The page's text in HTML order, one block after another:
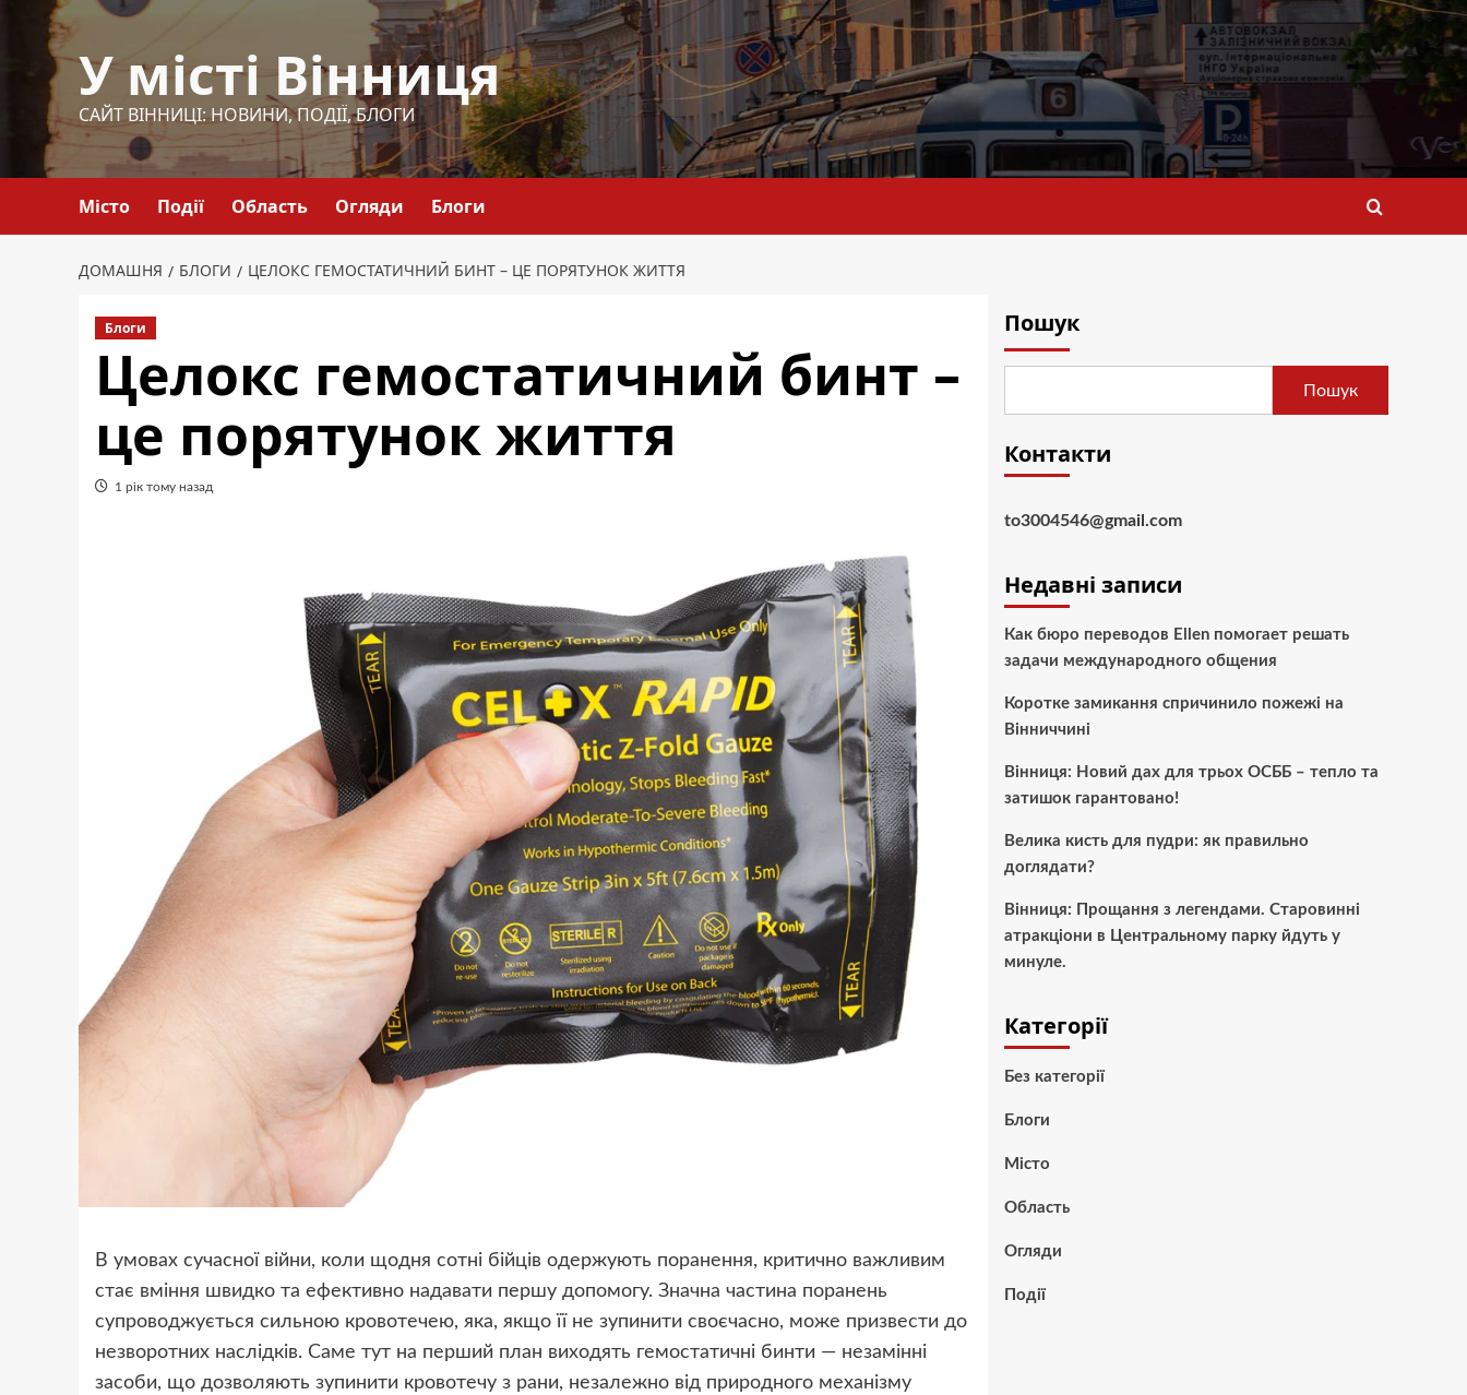
Перейти
У місті Вінниця
САЙТ ВІННИЦІ: НОВИНИ, ПОДІЇ, БЛОГИ
Місто Події Область Огляди Блоги
ДОМАШНЯ БЛОГИ ЦЕЛОКС ГЕМОСТАТИЧНИЙ БИНТ – ЦЕ ПОРЯТУНОК ЖИТТЯ
Блоги
Целокс гемостатичний бинт –
це порятунок життя
1 рік тому назад
В умовах сучасної війни, коли щодня сотні бійців одержують поранення, критично важливим
стає вміння швидко та ефективно надавати першу допомогу. Значна частина поранень
супроводжується сильною кровотечею, яка, якщо її не зупинити своєчасно, може призвести до
незворотних наслідків. Саме тут на перший план виходять гемостатичні бинти — незамінні
засоби, що дозволяють зупинити кровотечу з рани, незалежно від природного механізму
Пошук
Пошук
Контакти
to3004546@gmail.com
Недавні записи
Как бюро переводов Ellen помогает решать
задачи международного общения
Коротке замикання спричинило пожежі на
Вінниччині
Вінниця: Новий дах для трьох ОСББ – тепло та
затишок гарантовано!
Велика кисть для пудри: як правильно
доглядати?
Вінниця: Прощання з легендами. Старовинні
атракціони в Центральному парку йдуть у
минуле.
Категорії
Без категорії
Блоги
Місто
Область
Огляди
Події